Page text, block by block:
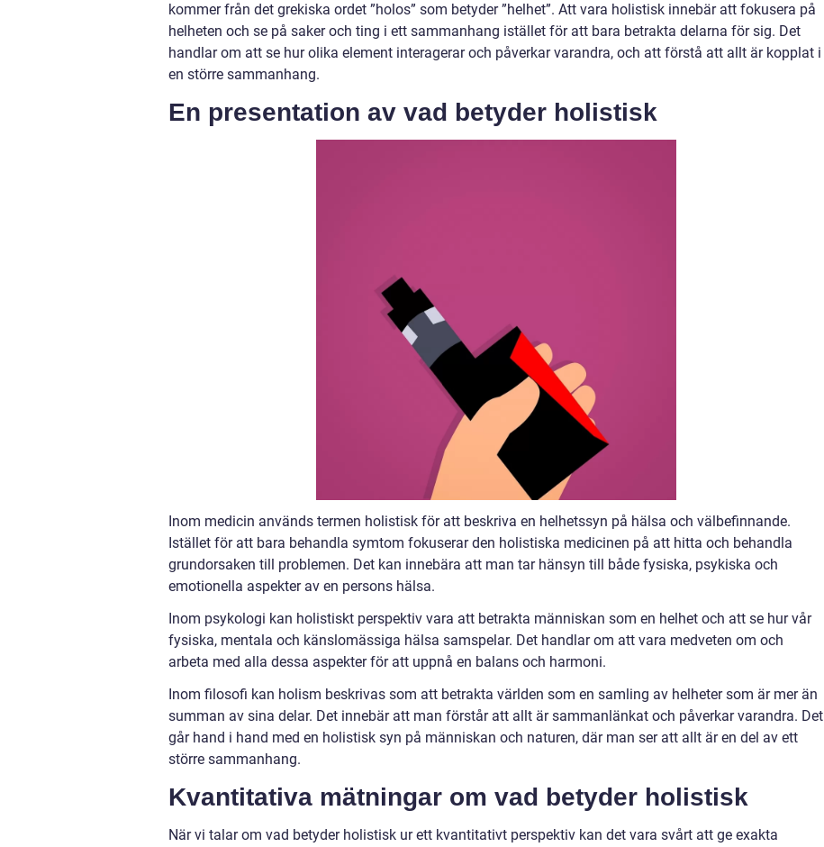
kommer från det grekiska ordet ”holos” som betyder ”helhet”. Att vara holistisk innebär att fokusera på
helheten och se på saker och ting i ett sammanhang istället för att bara betrakta delarna för sig. Det
handlar om att se hur olika element interagerar och påverkar varandra, och att förstå att allt är kopplat i
en större sammanhang.
En presentation av vad betyder holistisk
Inom medicin används termen holistisk för att beskriva en helhetssyn på hälsa och välbefinnande.
Istället för att bara behandla symtom fokuserar den holistiska medicinen på att hitta och behandla
grundorsaken till problemen. Det kan innebära att man tar hänsyn till både fysiska, psykiska och
emotionella aspekter av en persons hälsa.
Inom psykologi kan holistiskt perspektiv vara att betrakta människan som en helhet och att se hur vår
fysiska, mentala och känslomässiga hälsa samspelar. Det handlar om att vara medveten om och
arbeta med alla dessa aspekter för att uppnå en balans och harmoni.
Inom filosofi kan holism beskrivas som att betrakta världen som en samling av helheter som är mer än
summan av sina delar. Det innebär att man förstår att allt är sammanlänkat och påverkar varandra. Det
går hand i hand med en holistisk syn på människan och naturen, där man ser att allt är en del av ett
större sammanhang.
Kvantitativa mätningar om vad betyder holistisk
När vi talar om vad betyder holistisk ur ett kvantitativt perspektiv kan det vara svårt att ge exakta